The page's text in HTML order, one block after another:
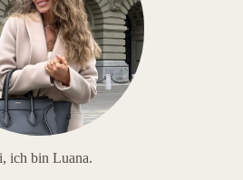
ich bin Luana.